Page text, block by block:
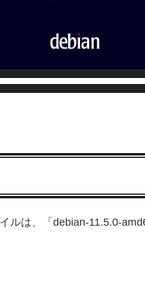
ルは、「debian-11.5.0-